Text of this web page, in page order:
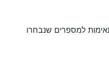
למספרים שנבחרו